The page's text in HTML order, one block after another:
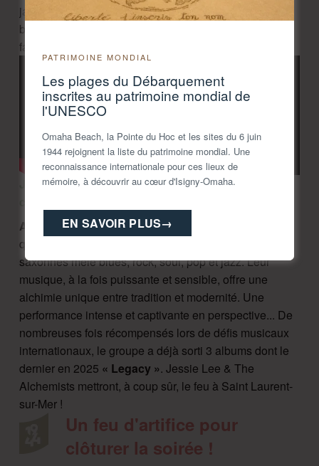
jazz des années 40-50 avec énergie, improvisation et
bonne humeur. Une invitation à danser et à festoyer
face à la mer.
Jessie Lee & The Alchemistsau pique-nique
A partir de 21h15, Jessie Lee & The Alchemists, ce
quintet de modern blues-rock aux influences anglo-
saxonnes mêle blues, rock, soul, pop et jazz. Leur
musique, à la fois puissante et sensible, offre une
alchimie unique entre tradition et modernité. Une
performance intense et captivante en perspective... De
nombreuses fois récompensés lors de défis musicaux
internationaux, le groupe a déjà sorti 3 albums dont le
dernier en 2025 « Legacy ». Jessie Lee & The
Alchemists mettront, à coup sûr, le feu à Saint Laurent-
sur-Mer !
Un feu d'artifice pour
clôturer la soirée !
PATRIMOINE MONDIAL
Les plages du Débarquement
inscrites au patrimoine mondial de
l'UNESCO
Omaha Beach, la Pointe du Hoc et les sites du 6 juin
1944 rejoignent la liste du patrimoine mondial. Une
reconnaissance internationale pour ces lieux de
mémoire, à découvrir au cœur d'Isigny-Omaha.
EN SAVOIR PLUS→